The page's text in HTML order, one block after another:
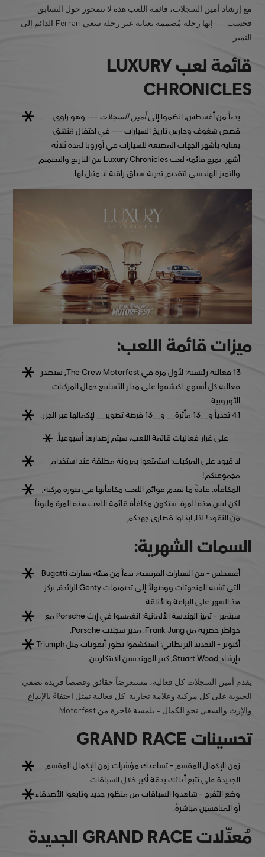
مع إرشاد أمين السجلات، قائمة اللعب هذه لا تتمحور حول التسابق
فحسب --- إنها رحلة مُصممة بعناية عبر رحلة سعي Ferrari الدائم إلى
التميز.
قائمة لعب LUXURY
CHRONICLES
بدءاً من أغسطس، انضموا إلىأمين السجلات --- وهو راوي
قصص شغوف وحارس تاريخ السيارات --- في احتفال مُنسّق
بعناية بأشهر الجهات المصنعة للسيارات في أوروبا لمدة ثلاثة
أشهر. تمزج قائمة لعب Luxury Chronicles بين التاريخ والتصميم
والتميز الهندسي لتقديم تجربة سباق راقية لا مثيل لها.
ميزات قائمة اللعب:
13 فعالية رئيسية:
لأول مرة في The Crew Motorfest، سنصدر
فعالية كل أسبوع. اكتشفوا على مدار الأسابيع جمال المركبات
الأوروبية.
41 تحدياً
و__13 مأثرة__ و__13 فرصة تصوير__ لإكمالها عبر الجزر.
على غرار فعاليات قائمة اللعب، سيتم إصدارها أسبوعياً.
لا قيود على المركبات: استمتعوا بمرونة مطلقة عند استخدام
مجموعتكم!
المكافأة: عادةً ما تقدم قوائم اللعب مكافأتها في صورة مركبة،
لكن ليس هذه المرة. ستكون مكافأة قائمة اللعب هذه المرة مليوناً
من النقود! لذا، ابذلوا قصارى جهدكم.
السمات الشهرية:
أغسطس - فن السيارات الفرنسية
: بدءاً من هيئة سيارات Bugatti
التي تشبه المنحوتات ووصولاً إلى تصميمات Genty الرائدة، يركز
هذ الشهر على البراعة والأناقة.
سبتمبر - تميز الهندسة الألمانية
: انغمسوا في إرث Porsche مع
خواطر حصرية من Frank Jung، مدير سجلات Porsche.
أكتوبر - التجديد البريطاني
: استكشفوا تطور أيقونات مثل Triumph
بإرشاد Stuart Wood، كبير المهندسين الابتكاريين.
يقدم أمين السجلات كل فعالية، مستعرضاً حقائق وقصصاً فريدة تضفي
الحيوية على كل مركبة وعلامة تجارية. كل فعالية تمثل احتفاءً بالإبداع
والإرث والسعي نحو الكمال - بلمسة فاخرة من Motorfest.
تحسينات GRAND RACE
زمن الإكمال المقسم - تساعدك مؤشرات زمن الإكمال المقسم
الجديدة على تتبع أدائك بدقة أكبر خلال السباقات.
وضع التفرج - شاهدوا السباقات من منظور جديد وتابعوا الأصدقاء
أو المنافسين مباشرةً.
مُعدِّلات GRAND RACE الجديدة